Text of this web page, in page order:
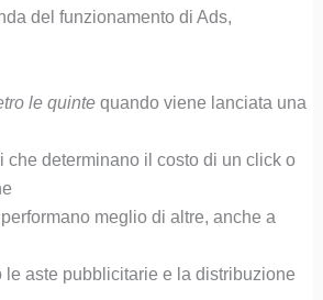
del funzionamento di Ads,
le quintequando viene lanciata una
che determinano il costo di un click o
meglio di altre, anche a
le aste pubblicitarie e la distribuzione